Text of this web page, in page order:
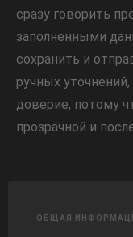
сразу говорить
заполненными
сохранить и
ручных
доверие, потому
прозрачной и
ОБЩАЯ